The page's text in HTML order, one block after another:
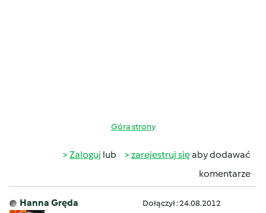
Góra strony
Zaloguj lub zarejestruj sięaby dodawać
komentarze
Hanna Gręda Dołączył : 24.08.2012